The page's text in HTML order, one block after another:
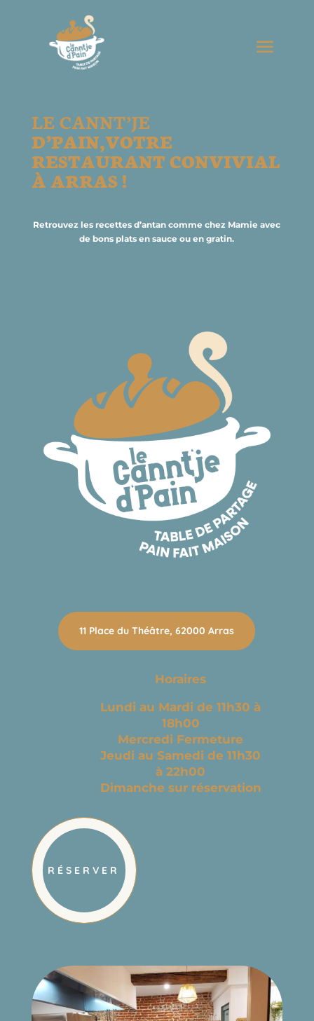
LE CANNT’JE
D’PAIN,VOTRE
RESTAURANT CONVIVIAL
À ARRAS !
Retrouvez les recettes d’antan comme chez Mamie avec
de bons plats en sauce ou en gratin.
11 Place du Théâtre, 62000 Arras
Horaires
Lundi au Mardi de 11h30 à
18h00
Mercredi Fermeture
Jeudi au Samedi de 11h30
à 22h00
Dimanche sur réservation
RÉSERVER